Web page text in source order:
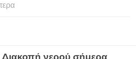
νερού σήμερα